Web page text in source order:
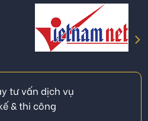
tư vấn dịch vụ
& thi công